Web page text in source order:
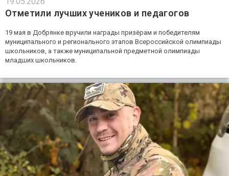
Отметили лучших учеников и педагогов
19 мая в Добрянке вручили награды призёрам и победителям
муниципального и регионального этапов Всероссийской олимпиады
школьников, а также муниципальной предметной олимпиады
младших школьников.